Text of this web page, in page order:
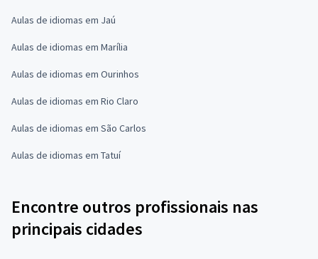
Aulas de idiomas em Jaú
Aulas de idiomas em Marília
Aulas de idiomas em Ourinhos
Aulas de idiomas em Rio Claro
Aulas de idiomas em São Carlos
Aulas de idiomas em Tatuí
Encontre outros profissionais nas
principais cidades